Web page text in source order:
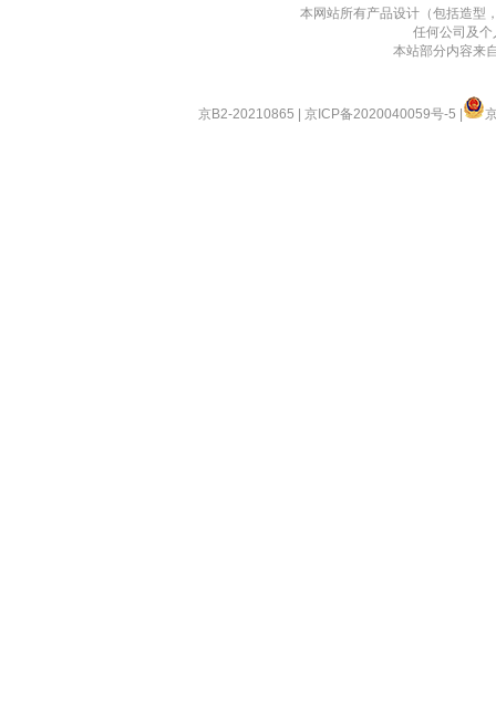
本网站所有产品设计（包括造型
任何公司及
本站部分内容来
京B2-20210865 京ICP备2020040059号-5